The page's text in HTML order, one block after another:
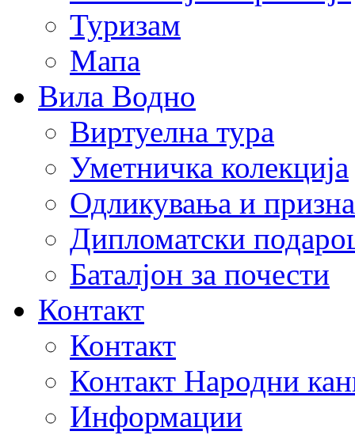
Туризам
Мапа
Вила Водно
Виртуелна тура
Уметничка колекција
Одликувања и
Дипломатски
Баталјон за почести
Контакт
Контакт
Контакт Народни
Информации